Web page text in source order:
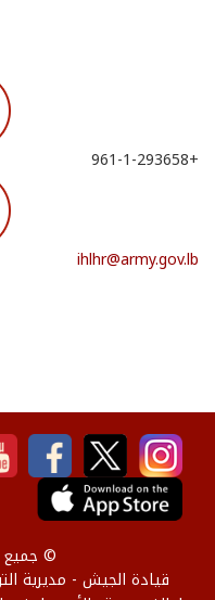
+961-1-293658
ihlhr@army.gov.lb
©
قيادة الجيش - مديرية